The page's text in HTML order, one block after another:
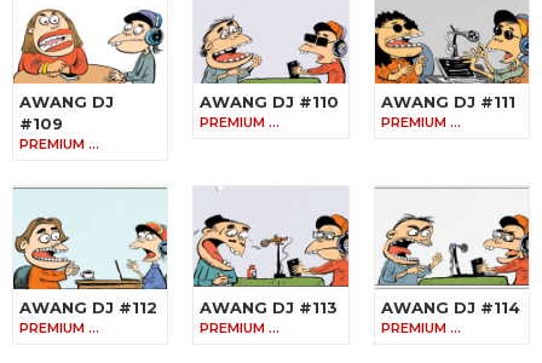
AWANG DJ
#109
PREMIUM …
AWANG DJ #110
PREMIUM …
AWANG DJ #111
PREMIUM …
AWANG DJ #112
PREMIUM …
AWANG DJ #113
PREMIUM …
AWANG DJ #114
PREMIUM …